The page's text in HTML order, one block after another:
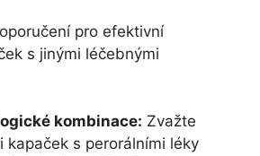
pro efektivní
s jinými léčebnými
kombinace: Zvažte
kapaček s perorálními léky